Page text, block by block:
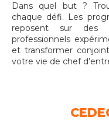
Dans quel but ?
chaque défi. Les
reposent sur des
professionnels
et transformer
votre vie de chef